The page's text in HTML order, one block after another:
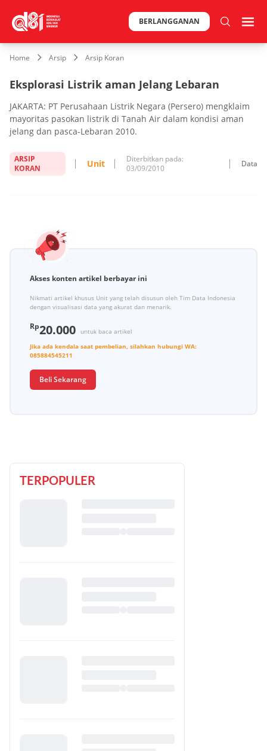
BERLANGGANAN
Home Arsip Arsip Koran
Eksplorasi Listrik aman Jelang Lebaran
JAKARTA: PT Perusahaan Listrik Negara (Persero) mengklaim
mayoritas pasokan listrik di Tanah Air dalam kondisi aman
jelang dan pasca-Lebaran 2010.
ARSIP
KORAN
Unit
Diterbitkan pada:
03/09/2010
Data
Akses konten artikel berbayar ini
Nikmati artikel khusus Unit yang telah disusun oleh Tim Data Indonesia
dengan visualisasi data yang akurat dan menarik.
Rp20.000
untuk baca artikel
Jika ada kendala saat pembelian, silahkan hubungi WA:
085884545211
Beli Sekarang
TERPOPULER